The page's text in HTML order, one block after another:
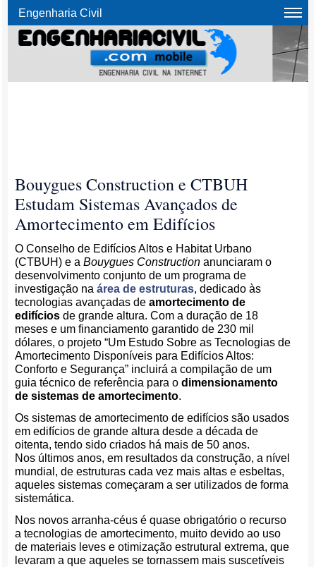
Engenharia Civil
Bouygues Construction e CTBUH
Estudam Sistemas Avançados de
Amortecimento em Edifícios
O Conselho de Edifícios Altos e Habitat Urbano
(CTBUH) e aBouygues Construction anunciaram o
desenvolvimento conjunto de um programa de
investigação naárea de estruturas, dedicado às
tecnologias avançadas deamortecimento de
edifícios de grande altura. Com a duração de 18
meses e um financiamento garantido de 230 mil
dólares, o projeto “Um Estudo Sobre as Tecnologias de
Amortecimento Disponíveis para Edifícios Altos:
Conforto e Segurança” incluirá a compilação de um
guia técnico de referência para odimensionamento
de sistemas de amortecimento.
Os sistemas de amortecimento de edifícios são usados
em edifícios de grande altura desde a década de
oitenta, tendo sido criados há mais de 50 anos.
Nos últimos anos, em resultados da construção, a nível
mundial, de estruturas cada vez mais altas e esbeltas,
aqueles sistemas começaram a ser utilizados de forma
sistemática.
Nos novos arranha-céus é quase obrigatório o recurso
a tecnologias de amortecimento, muito devido ao uso
de materiais leves e otimização estrutural extrema, que
levaram a que aqueles se tornassem mais suscetíveis